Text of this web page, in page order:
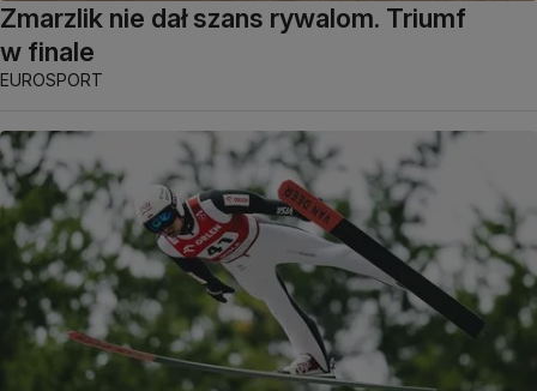
Zmarzlik nie dał szans rywalom. Triumf
w finale
EUROSPORT